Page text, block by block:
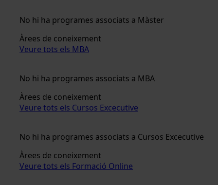
No hi ha programes associats a Màster
Àrees de coneixement
Veure tots els MBA
No hi ha programes associats a MBA
Àrees de coneixement
Veure tots els Cursos Excecutive
No hi ha programes associats a Cursos Excecutive
Àrees de coneixement
Veure tots els Formació Online